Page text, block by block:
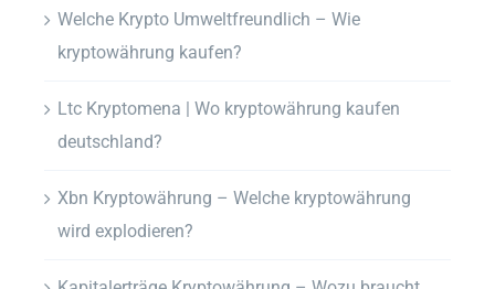
Welche Krypto Umweltfreundlich – Wie
kryptowährung kaufen?
Ltc Kryptomena | Wo kryptowährung kaufen
deutschland?
Xbn Kryptowährung – Welche kryptowährung
wird explodieren?